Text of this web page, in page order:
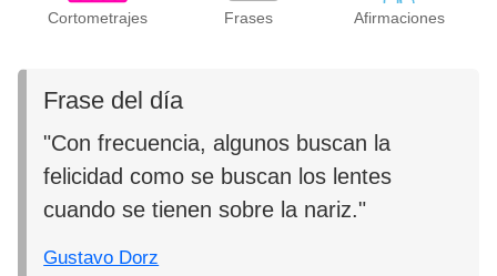
Cortometrajes Frases Afirmaciones
Frase del día
"Con frecuencia, algunos buscan la
felicidad como se buscan los lentes
cuando se tienen sobre la nariz."
Gustavo Dorz